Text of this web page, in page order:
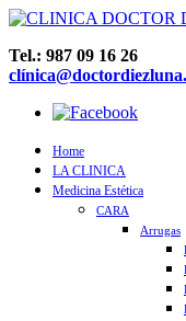
Tel.: 987 09 16 26
Home
LA CLINICA
Medicina Estética
CARA
Arrugas